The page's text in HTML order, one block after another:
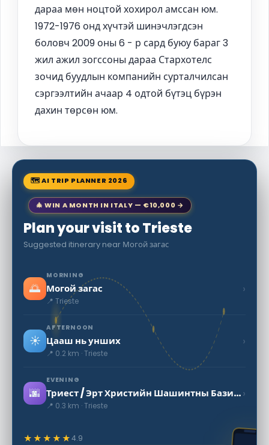
дараа мөн ноцтой хохирол амссан юм.
1972-1976 онд хүчтэй шинэчлэгдсэн
боловч 2009 оны 6 - р сард буюу бараг 3
жил ажил зогссоны дараа Стархотелс
зочид буудлын компанийн сурталчилсан
сэргээлтийн ачаар 4 одтой бүтэц бүрэн
дахин төрсөн юм.
🗺 AI TRIP PLANNER 2026
🎄 WIN A MONTH IN ITALY — €10,000 →
Plan your visit to Trieste
Suggested itinerary near Могой загас
🌅
MORNING
Могой загас
📍 Trieste
›
☀️
AFTERNOON
Цааш нь унших
📍 0.2 km · Trieste
›
🌆
EVENING
Триест / Эрт Христийн Шашинтны Базилик
📍 0.3 km · Trieste
›
★★★★★4.9